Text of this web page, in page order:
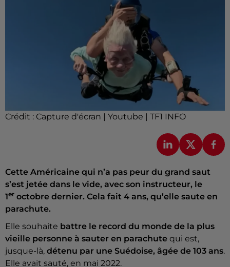
Crédit : Capture d'écran | Youtube | TF1 INFO
Cette Américaine qui n’a pas peur du grand saut
s’est jetée dans le vide, avec son instructeur, le
1er octobre dernier. Cela fait 4 ans, qu’elle saute en
parachute.
Elle souhaite battre le record du monde de la plus
vieille personne à sauter en parachute qui est,
jusque-là, détenu par une Suédoise, âgée de 103 ans.
Elle avait sauté, en mai 2022.